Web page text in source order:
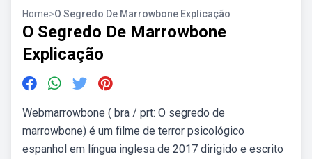
Home>O Segredo De Marrowbone Explicação
O Segredo De Marrowbone
Explicação
Webmarrowbone ( bra / prt: O segredo de
marrowbone) é um filme de terror psicológico
espanhol em língua inglesa de 2017 dirigido e escrito